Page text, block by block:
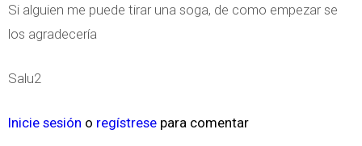
Si alguien me puede tirar una soga, de como empezar se
los agradecería
Salu2
Inicie sesión o regístrese para comentar